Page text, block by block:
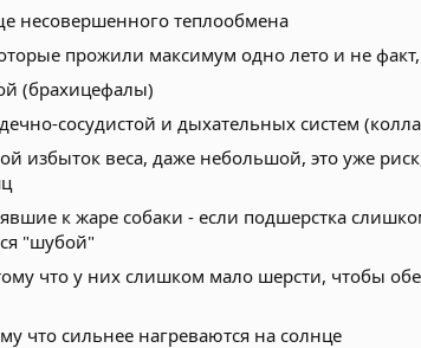
несовершенного теплообмена
прожили максимум одно лето и не
(брахицефалы)
сосудистой и дыхательных систем
избыток веса, даже небольшой, это уже
к жаре собаки - если подшерстка
"шубой"
что у них слишком мало шерсти, чтобы
что сильнее нагреваются на солнце